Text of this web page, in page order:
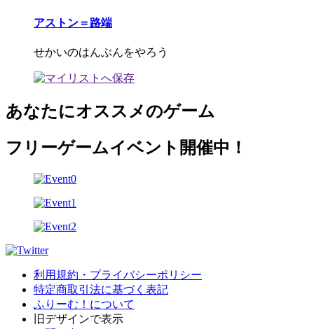
アストン＝路端
せかいのはんぶんをやろう
あなたにオススメのゲーム
フリーゲームイベント開催中！
利用規約・プライバシーポリシー
特定商取引法に基づく表記
ふりーむ！について
旧デザインで表示